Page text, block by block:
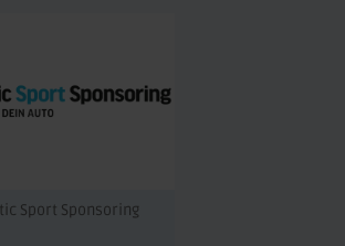
Sport Sponsoring